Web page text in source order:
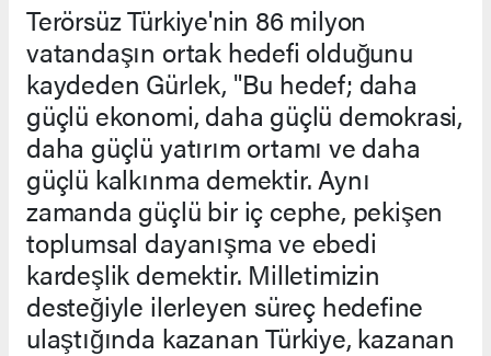
Terörsüz Türkiye'nin 86 milyon
vatandaşın ortak hedefi olduğunu
kaydeden Gürlek, "Bu hedef; daha
güçlü ekonomi, daha güçlü demokrasi,
daha güçlü yatırım ortamı ve daha
güçlü kalkınma demektir. Aynı
zamanda güçlü bir iç cephe, pekişen
toplumsal dayanışma ve ebedi
kardeşlik demektir. Milletimizin
desteğiyle ilerleyen süreç hedefine
ulaştığında kazanan Türkiye, kazanan